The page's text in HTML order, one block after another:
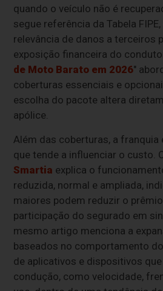
quando o veículo não é
segue referência da Tabela
relevância de danos a terceiros
exposição financeira do
de Moto Barato em 2026"
coberturas essenciais e
escolha do pacote altera
apólice.
Além das coberturas, a
que tende a influenciar o custo.
Smartia explica o
reduzida, normal e ampliada,
maiores podem reduzir o
participação do segurado em
mesmo artigo menciona a
baseados no comportamento
de aplicativos e dispositivos
condução, como velocidade,